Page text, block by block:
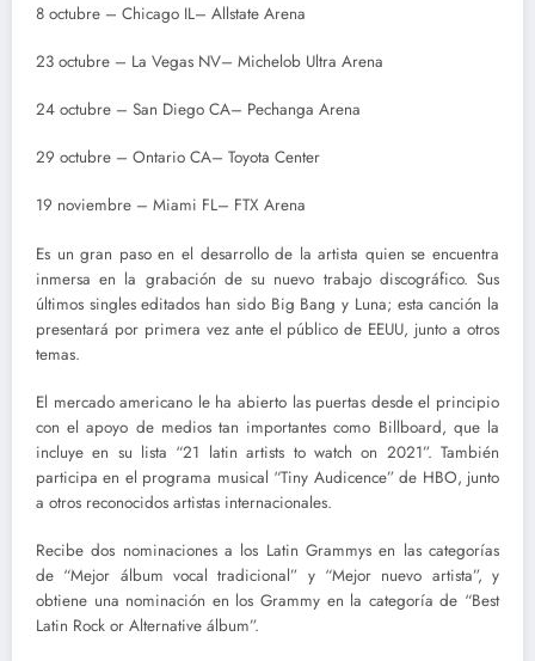
8 octubre – Chicago IL– Allstate Arena
23 octubre – La Vegas NV– Michelob Ultra Arena
24 octubre – San Diego CA– Pechanga Arena
29 octubre – Ontario CA– Toyota Center
19 noviembre – Miami FL– FTX Arena
Es un gran paso en el desarrollo de la artista quien se encuentra
inmersa en la grabación de su nuevo trabajo discográfico. Sus
últimos singles editados han sido Big Bang y Luna; esta canción la
presentará por primera vez ante el público de EEUU, junto a otros
temas.
El mercado americano le ha abierto las puertas desde el principio
con el apoyo de medios tan importantes como Billboard, que la
incluye en su lista “21 latin artists to watch on 2021”. También
participa en el programa musical “Tiny Audicence” de HBO, junto
a otros reconocidos artistas internacionales.
Recibe dos nominaciones a los Latin Grammys en las categorías
de “Mejor álbum vocal tradicional” y “Mejor nuevo artista”, y
obtiene una nominación en los Grammy en la categoría de “Best
Latin Rock or Alternative álbum”.